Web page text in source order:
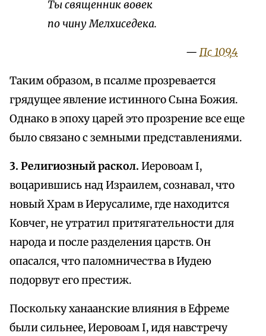
Ты священник вовек
по чину Мелхиседека.
— Пс 109,4
Таким образом, в псалме прозревается
грядущее явление истинного Сына Божия.
Однако в эпоху царей это прозрение все еще
было связано с земными представлениями.
3. Религиозный раскол. Иеровоам I,
воцарившись над Израилем, сознавал, что
новый Храм в Иерусалиме, где находится
Ковчег, не утратил притягательности для
народа и после разделения царств. Он
опасался, что паломничества в Иудею
подорвут его престиж.
Поскольку ханаанские влияния в Ефреме
были сильнее, Иеровоам I, идя навстречу